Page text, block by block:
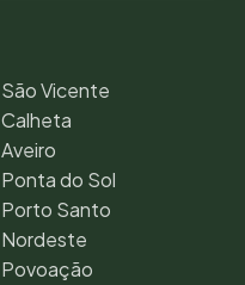
São Vicente
Calheta
Aveiro
Ponta do Sol
Porto Santo
Nordeste
Povoação